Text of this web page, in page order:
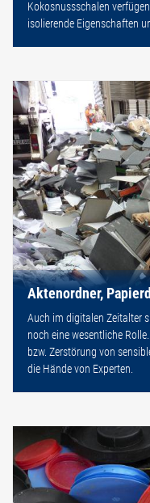
Kokosnussschalen
isolierende Eigenschaften
Aktenordner,
Auch im digitalen Zeitalter
noch eine wesentliche
bzw. Zerstörung von
die Hände von Experten.